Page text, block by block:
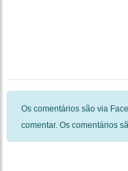
Os comentários são via
comentar. Os comentários